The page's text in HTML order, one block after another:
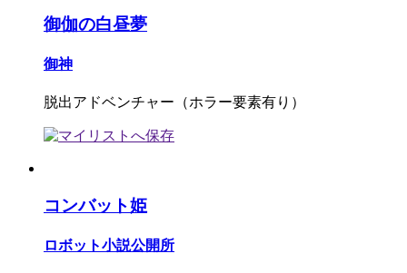
御伽の白昼夢
御神
脱出アドベンチャー（ホラー要素有り）
コンバット姫
ロボット小説公開所